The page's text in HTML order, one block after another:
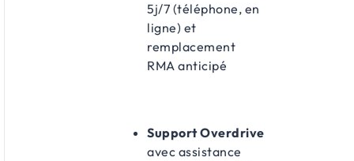
5j/7 (téléphone, en
ligne) et
remplacement
RMA anticipé
Support Overdrive
avec assistance